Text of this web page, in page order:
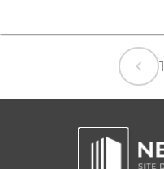
chevron_left